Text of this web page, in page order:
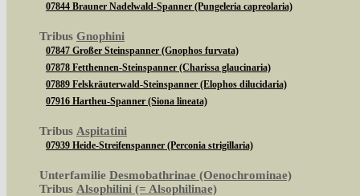
07844 Brauner Nadelwald-Spanner (Pungeleria capreolaria)
Tribus Gnophini
07847 Großer Steinspanner (Gnophos furvata)
07878 Fetthennen-Steinspanner (Charissa glaucinaria)
07889 Felskräuterwald-Steinspanner (Elophos dilucidaria)
07916 Hartheu-Spanner (Siona lineata)
Tribus Aspitatini
07939 Heide-Streifenspanner (Perconia strigillaria)
Unterfamilie Desmobathrinae (Oenochrominae)
Tribus Alsophilini (= Alsophilinae)